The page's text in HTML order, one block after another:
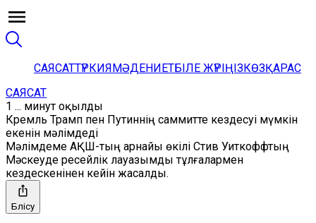
САЯСАТТҮРКИЯМӘДЕНИЕТБІЛЕ ЖҮРІҢІЗКӨЗҚАРАС
САЯСАТ
1 ... минут оқылды
Кремль Трамп пен Путиннің саммитте кездесуі мүмкін
екенін мәлімдеді
Мәлімдеме АҚШ-тың арнайы өкілі Стив Уиткоффтың
Мәскеуде ресейлік лауазымды тұлғалармен
кездескенінен кейін жасалды.
Бөлісу